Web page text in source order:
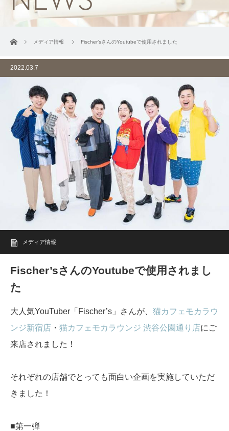
ホーム メディア情報 Fischer’sさんのYoutubeで使用されました
2022.03.7
メディア情報
Fischer’sさんのYoutubeで使用されまし
た
大人気YouTuber「Fischer’s」さんが、 猫カフェモカラウ
ンジ新宿店 ・ 猫カフェモカラウンジ 渋谷公園通り店にご
来店されました！
それぞれの店舗でとっても面白い企画を実施していただ
きました！
■第一弾